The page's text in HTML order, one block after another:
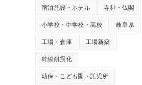
宿泊施設・ホテル 寺社・仏閣
小学校・中学校・高校 岐阜県
工場・倉庫 工場新築
幹線耐震化
幼保・こども園・託児所